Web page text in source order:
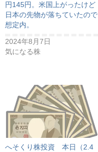
円145円。米国上がったけど
日本の先物が落ちていたので
想定内。
2024年8月7日
気になる株
へそくり株投資 本日（2.4